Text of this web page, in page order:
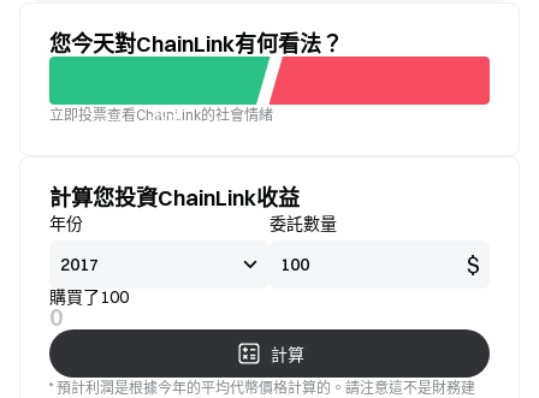
您今天對ChainLink有何看法？
標準
不滿
立即投票查看ChainLink的社會情緒
計算您投資ChainLink收益
年份 委託數量
$
購買了100
0
計算
* 預計利潤是根據今年的平均代幣價格計算的。請注意這不是財務建